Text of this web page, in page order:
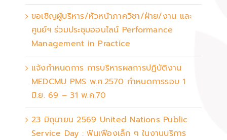
ขอเชิญผู้บริหาร/หัวหน้าภาควิชา/ฝ่าย/งาน และ
ศูนย์ฯ ร่วมประชุมออนไลน์ Performance
Management in Practice
แจ้งกำหนดการ การบริหารผลการปฏิบัติงาน
MEDCMU PMS พ.ศ.2570 กำหนดการรอบ 1
มิ.ย. 69 – 31 พ.ค.70
23 มิถุนายน 2569 United Nations Public
Service Day : ฟันเฟืองเล็ก ๆ ในงานบริการ